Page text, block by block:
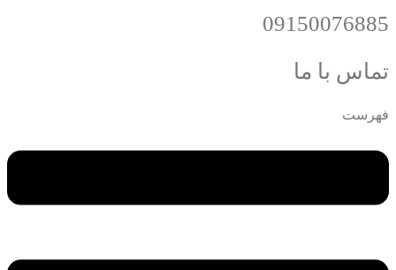
09150076885
تماس با ما
فهرست